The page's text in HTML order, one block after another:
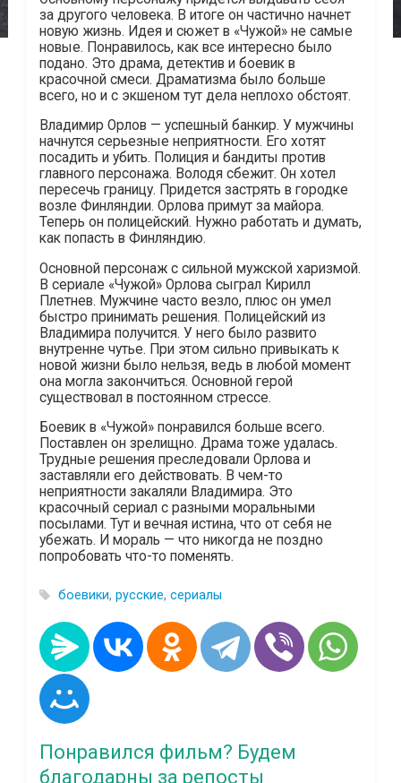
за другого человека. В итоге он частично начнет
новую жизнь. Идея и сюжет в «Чужой» не самые
новые. Понравилось, как все интересно было
подано. Это драма, детектив и боевик в
красочной смеси. Драматизма было больше
всего, но и с экшеном тут дела неплохо обстоят.
Владимир Орлов — успешный банкир. У мужчины
начнутся серьезные неприятности. Его хотят
посадить и убить. Полиция и бандиты против
главного персонажа. Володя сбежит. Он хотел
пересечь границу. Придется застрять в городке
возле Финляндии. Орлова примут за майора.
Теперь он полицейский. Нужно работать и думать,
как попасть в Финляндию.
Основной персонаж с сильной мужской харизмой.
В сериале «Чужой» Орлова сыграл Кирилл
Плетнев. Мужчине часто везло, плюс он умел
быстро принимать решения. Полицейский из
Владимира получится. У него было развито
внутренне чутье. При этом сильно привыкать к
новой жизни было нельзя, ведь в любой момент
она могла закончиться. Основной герой
существовал в постоянном стрессе.
Боевик в «Чужой» понравился больше всего.
Поставлен он зрелищно. Драма тоже удалась.
Трудные решения преследовали Орлова и
заставляли его действовать. В чем-то
неприятности закаляли Владимира. Это
красочный сериал с разными моральными
посылами. Тут и вечная истина, что от себя не
убежать. И мораль — что никогда не поздно
попробовать что-то поменять.
боевики, русские, сериалы
Понравился фильм? Будем
благодарны за репосты